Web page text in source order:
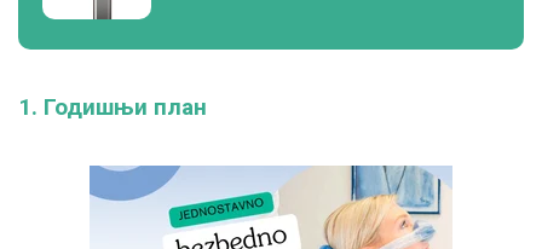
1. Годишњи план